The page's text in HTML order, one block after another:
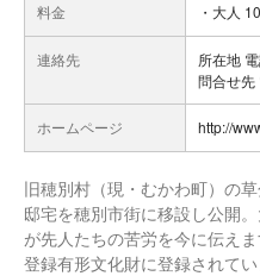
料金 ・大人
連絡先
所在地
問合せ先
ホームページ http://
旧穂別村（現・むかわ町）の
邸宅を穂別市街に移設し公開
が先人たちの苦労を今に伝え
登録有形文化財に登録されてい